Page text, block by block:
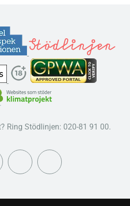
Ring Stödlinjen: 020-81 91 00.